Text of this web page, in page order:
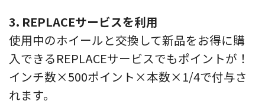
3. REPLACEサービスを利用
使用中のホイールと交換して新品をお得に購
入できるREPLACEサービスでもポイントが！
インチ数×500ポイント×本数×1/4で付与さ
れます。